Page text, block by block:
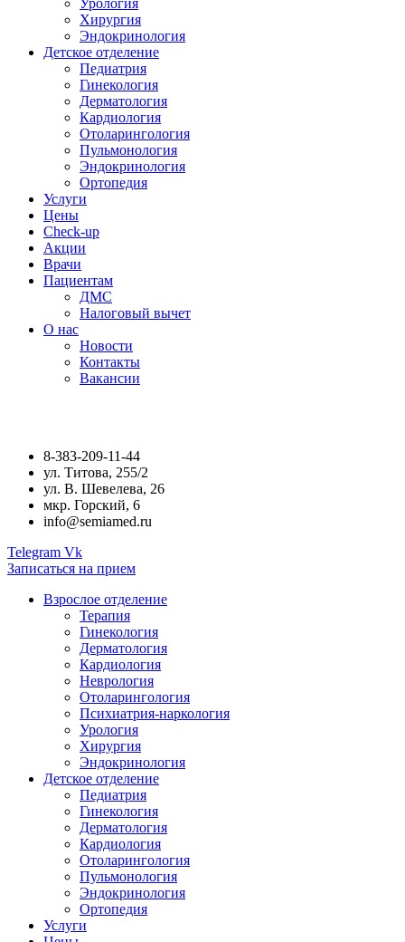
Урология
Хирургия
Эндокринология
Детское отделение
Педиатрия
Гинекология
Дерматология
Кардиология
Отоларингология
Пульмонология
Эндокринология
Ортопедия
Услуги
Цены
Check-up
Акции
Врачи
Пациентам
ДМС
Налоговый вычет
О нас
Новости
Контакты
Вакансии
8-383-209-11-44
ул. Титова, 255/2
ул. В. Шевелева, 26
мкр. Горский, 6
info@semiamed.ru
Telegram Vk
Записаться на прием
Взрослое отделение
Терапия
Гинекология
Дерматология
Кардиология
Неврология
Отоларингология
Психиатрия-наркология
Урология
Хирургия
Эндокринология
Детское отделение
Педиатрия
Гинекология
Дерматология
Кардиология
Отоларингология
Пульмонология
Эндокринология
Ортопедия
Услуги